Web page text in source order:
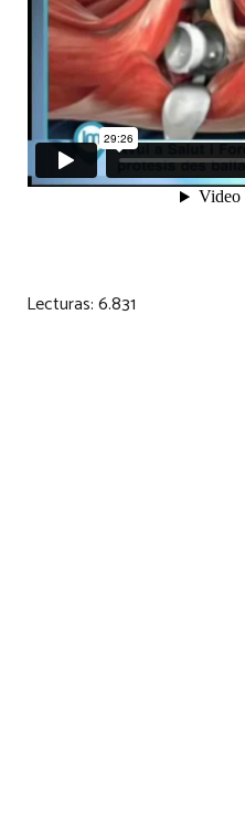
Lecturas:6.831